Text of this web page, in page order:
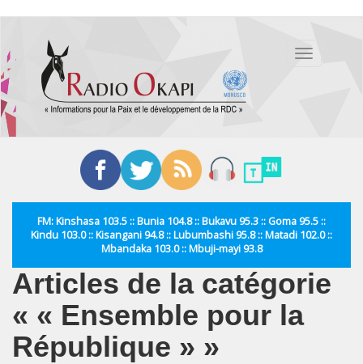
contenu
principal
Toggle
FM: Kinshasa 103.5 :: Bunia 104.8 :: Bukavu 95.3 :: Goma 95.5 ::
Kindu 103.0 :: Kisangani 94.8 :: Lubumbashi 95.8 :: Matadi 102.0 ::
Mbandaka 103.0 :: Mbuji-mayi 93.8
Articles de la catégorie
« « Ensemble pour la
République » »